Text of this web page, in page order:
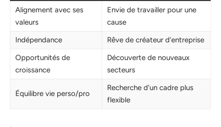
Alignement avec ses
valeurs
Envie de travailler pour une
cause
Indépendance
Rêve de créateur d’entreprise
Opportunités de
croissance
Découverte de nouveaux
secteurs
Équilibre vie perso/pro
Recherche d’un cadre plus
flexible